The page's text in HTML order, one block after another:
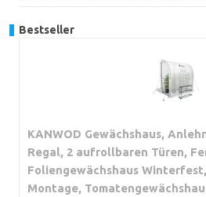
Bestseller
KANWOD Gewächshaus,
Regal, 2 aufrollbaren Türen,
Foliengewächshaus
Montage,